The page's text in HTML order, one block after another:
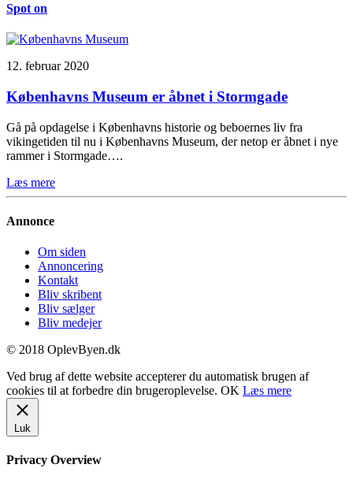
Spot on
12. februar 2020
Københavns Museum er åbnet i Stormgade
Gå på opdagelse i Københavns historie og beboernes liv fra
vikingetiden til nu i Københavns Museum, der netop er åbnet i nye
rammer i Stormgade….
Læs mere
Annonce
Om siden
Annoncering
Kontakt
Bliv skribent
Bliv sælger
Bliv medejer
© 2018 OplevByen.dk
Ved brug af dette website accepterer du automatisk brugen af
cookies til at forbedre din brugeroplevelse. OK Læs mere
Luk
Privacy Overview